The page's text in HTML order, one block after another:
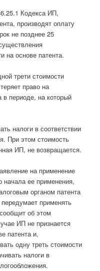
Кодекса ИП,
производят оплату
не позднее 25
на основе патента.
трети стоимости
право на
в периоде, на который
налоги в соответствии
При этом стоимость
ИП, не возвращается.
на применение
начала ее применения,
органом патента
применять
об этом
ИП не признается
патента и,
одну треть стоимости
налоги в